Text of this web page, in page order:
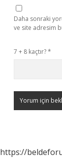
Daha sonraki
ve site adresim
7 + 8 kaçtır?*
https://